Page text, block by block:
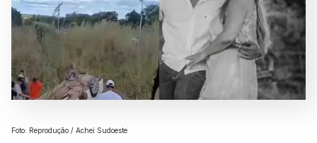
Foto: Reprodução / Achei Sudoeste